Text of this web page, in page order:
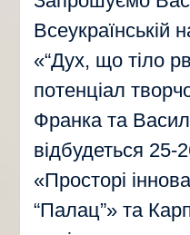
Всеукраїнській
«“Дух, що тіло
потенціал
Франка та
відбудеться 25-
«Просторі
“Палац”» та